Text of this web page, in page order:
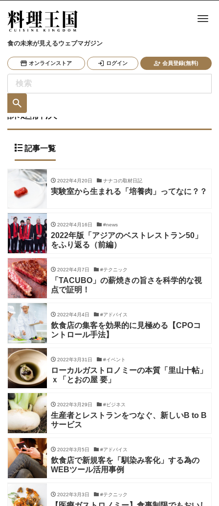
食の未来が見えるウェブマガジン
オンラインストア ログイン 会員登録(無料)
ナ
課題解決
記事一覧
2022年4月20日 ナナコの取材日記
実験室から生まれる「培養肉」ってなに？？
2022年4月16日 #news
2022年版「アジアのベストレストラン50」
をふり返る（前編）
2022年4月7日 #テクニック
「TACUBO」の薪焼きの旨さを科学的な視
点で証明！
2022年4月4日 #アドバイス
飲食店の集客を効果的に見極める【CPOコ
ントロール手法】
2022年3月31日 #イベント
ローカルガストロノミーの本質「里山十帖」
ｘ「とおの屋 要」
2022年3月29日 #ビジネス
生産者とレストランをつなぐ、新しいB to B
サービス
2022年3月5日 #アドバイス
飲食店で新規客を「馴染み客化」する為の
WEBツール活用事例
2022年3月3日 #テクニック